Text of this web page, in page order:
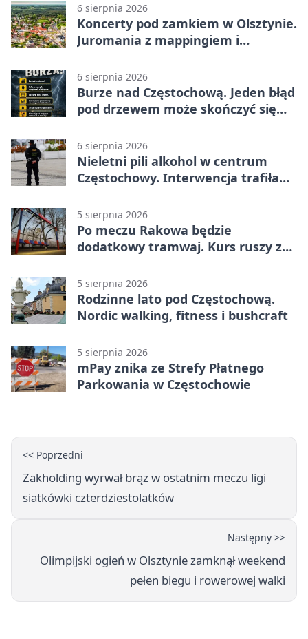
6 sierpnia 2026
Koncerty pod zamkiem w Olsztynie.
Juromania z mappingiem i
6 sierpnia 2026
Burze nad Częstochową. Jeden błąd
pod drzewem może skończyć się
6 sierpnia 2026
Nieletni pili alkohol w centrum
Częstochowy. Interwencja trafiła
5 sierpnia 2026
Po meczu Rakowa będzie
dodatkowy tramwaj. Kurs ruszy ze
5 sierpnia 2026
Rodzinne lato pod Częstochową.
Nordic walking, fitness i bushcraft
5 sierpnia 2026
mPay znika ze Strefy Płatnego
Parkowania w Częstochowie
<< Poprzedni
Zakholding wyrwał brąz w ostatnim meczu ligi
siatkówki czterdziestolatków
Następny >>
Olimpijski ogień w Olsztynie zamknął weekend
pełen biegu i rowerowej walki